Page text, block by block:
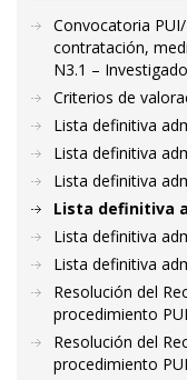
Convocatoria
contratación,
N3.1 –
Criterios de
Lista definitiva
Lista definitiva
Lista definitiva
Lista definitiva
Lista definitiva
Lista definitiva
Resolución del
procedimiento
Resolución del
procedimiento